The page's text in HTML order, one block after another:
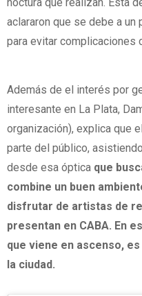
aclararon que se debe a
para evitar complicaciones
Además de el interés por
interesante en La Plata,
organización), explica que
parte del público,
desde esa óptica que
combine un buen
disfrutar de artistas de
presentan en CABA. En
que viene en ascenso,
la ciudad.